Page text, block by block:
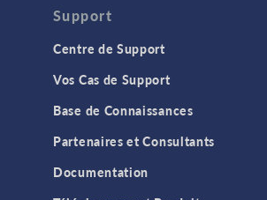
Support
Centre de Support
Vos Cas de Support
Base de Connaissances
Partenaires et Consultants
Documentation